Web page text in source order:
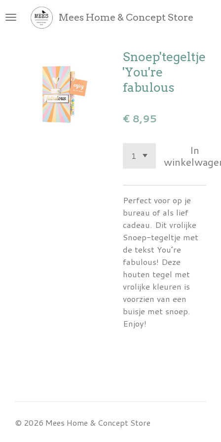
direct
Mees Home & Concept Store
Snoep'tegeltje
'You're
fabulous
€ 8,95
In
Perfect voor op je
bureau of als lief
cadeau. Dit vrolijke
Snoep-tegeltje met
de tekst You’re
fabulous! Deze
houten tegel met
vrolijke kleuren is
voorzien van een
buisje met snoep.
Enjoy!
© 2026 Mees Home & Concept Store